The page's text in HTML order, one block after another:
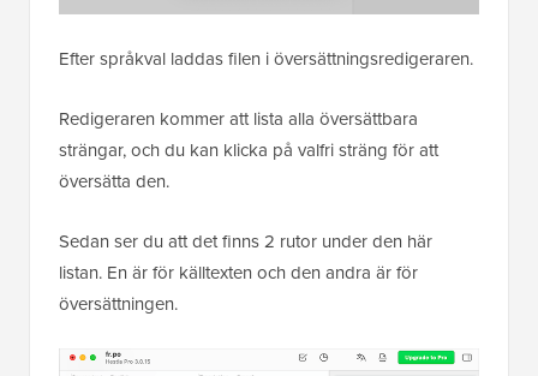
Efter språkval laddas filen i översättningsredigeraren.
Redigeraren kommer att lista alla översättbara
strängar, och du kan klicka på valfri sträng för att
översätta den.
Sedan ser du att det finns 2 rutor under den här
listan. En är för källtexten och den andra är för
översättningen.